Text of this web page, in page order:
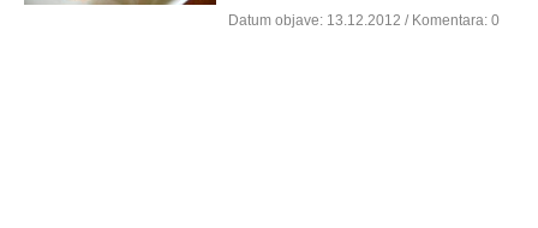
Datum objave: 13.12.2012 / Komentara: 0